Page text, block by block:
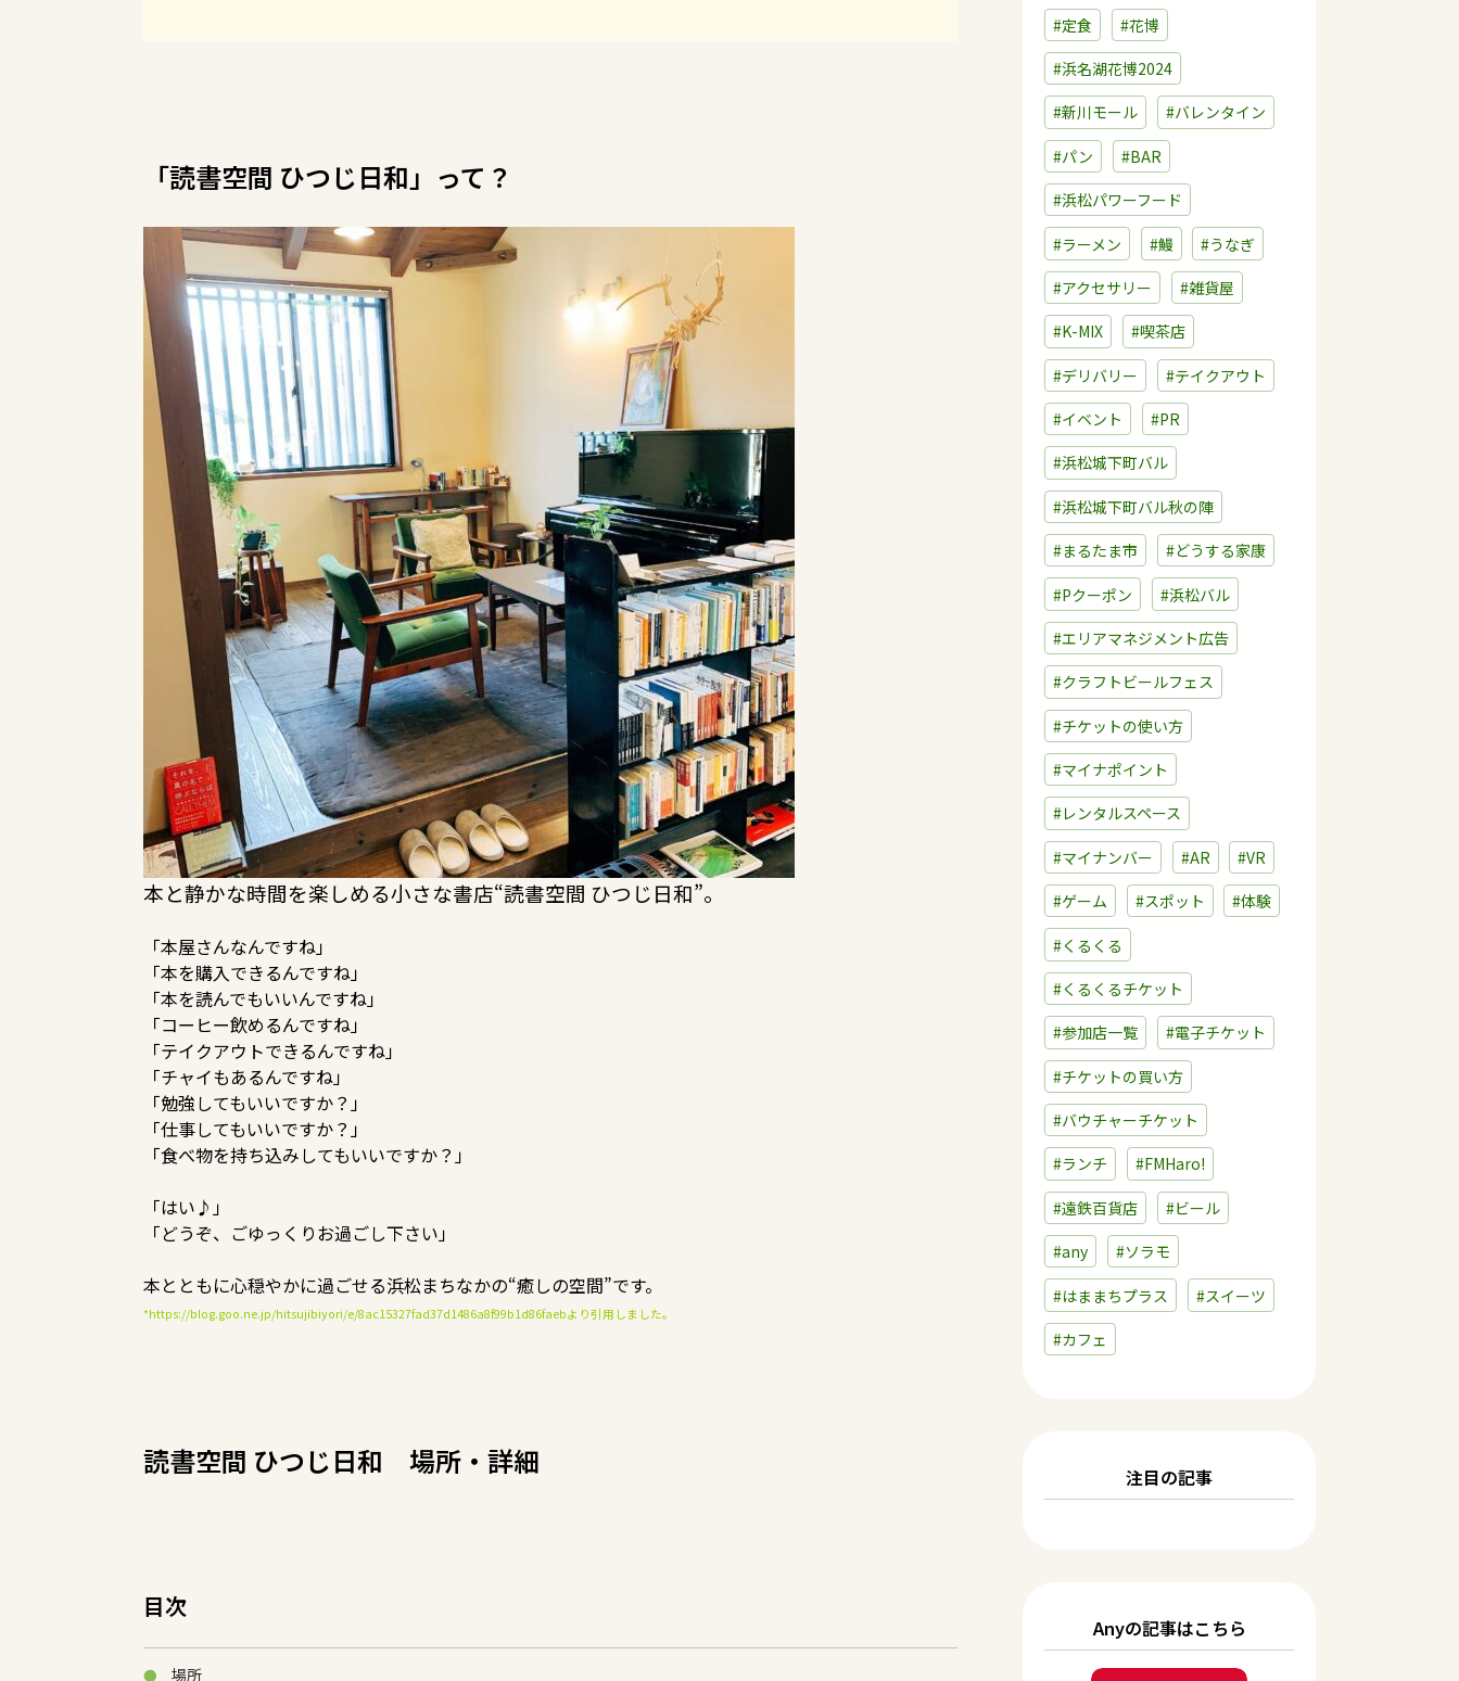
「読書空間 ひつじ日和」って？
本と静かな時間を楽しめる小さな書店“読書空間 ひつじ日和”。
「本屋さんなんですね」
「本を購入できるんですね」
「本を読んでもいいんですね」
「コーヒー飲めるんですね」
「テイクアウトできるんですね」
「チャイもあるんですね」
「勉強してもいいですか？」
「仕事してもいいですか？」
「食べ物を持ち込みしてもいいですか？」
「はい♪」
「どうぞ、ごゆっくりお過ごし下さい」
本とともに心穏やかに過ごせる浜松まちなかの“癒しの空間”です。
*https://blog.goo.ne.jp/hitsujibiyori/e/8ac15327fad37d1486a8f99b1d86faebより引用しました。
読書空間 ひつじ日和 場所・詳細
目次
場所
#定食 #花博
#浜名湖花博2024
#新川モール #バレンタイン
#パン #BAR
#浜松パワーフード
#ラーメン #鰻 #うなぎ
#アクセサリー #雑貨屋
#K-MIX #喫茶店
#デリバリー #テイクアウト
#イベント #PR
#浜松城下町バル
#浜松城下町バル秋の陣
#まるたま市 #どうする家康
#Pクーポン #浜松バル
#エリアマネジメント広告
#クラフトビールフェス
#チケットの使い方
#マイナポイント
#レンタルスペース
#マイナンバー #AR #VR
#ゲーム #スポット #体験
#くるくる
#くるくるチケット
#参加店一覧 #電子チケット
#チケットの買い方
#バウチャーチケット
#ランチ #FMHaro!
#遠鉄百貨店 #ビール
#any #ソラモ
#はままちプラス #スイーツ
#カフェ
注目の記事
Anyの記事はこちら